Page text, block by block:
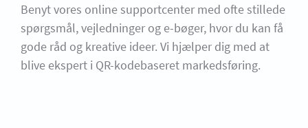
Benyt vores online supportcenter med ofte stillede
spørgsmål, vejledninger og e-bøger, hvor du kan få
gode råd og kreative ideer. Vi hjælper dig med at
blive ekspert i QR-kodebaseret markedsføring.